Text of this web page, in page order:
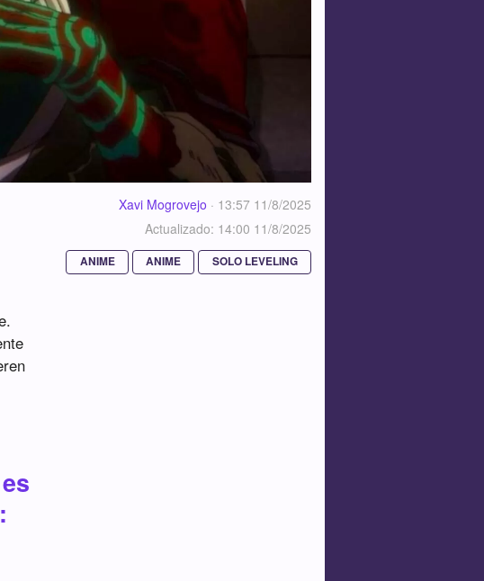
Xavi Mogrovejo · 13:57 11/8/2025
Actualizado: 14:00 11/8/2025
ANIME ANIME SOLO LEVELING